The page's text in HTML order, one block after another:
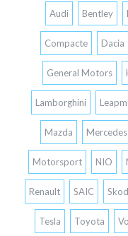
Audi Bentley
Compacte Dacia
General Motors
Lamborghini
Mazda
Motorsport NIO
Renault SAIC
Tesla Toyota